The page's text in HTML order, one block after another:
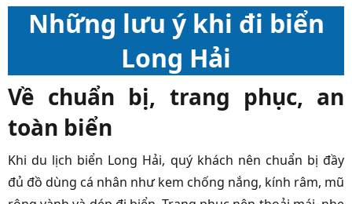
Những lưu ý khi đi biển
Long Hải
Về chuẩn bị, trang phục, an
toàn biển
Khi du lịch biển Long Hải, quý khách nên chuẩn bị đầy
đủ đồ dùng cá nhân như kem chống nắng, kính râm, mũ